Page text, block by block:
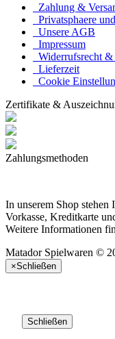
Zahlung &
Privatsphaere
Unsere AGB
Impressum
Widerrufsrecht
Lieferzeit
Cookie
Zertifikate &
Zahlungsmethoden
In unserem Shop stehen
Vorkasse, Kreditkarte
Weitere Informationen
Matador Spielwaren ©
×Schließen
Schließen